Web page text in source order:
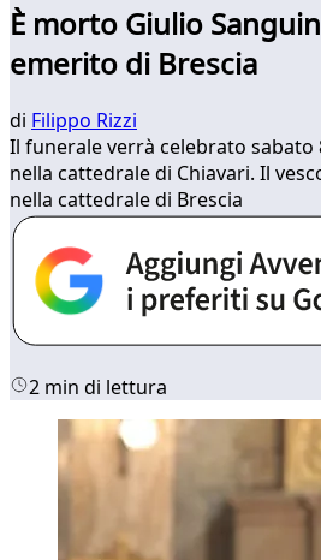
È morto Giulio
emerito di Brescia
di Filippo Rizzi
Il funerale verrà celebrato sabato
nella cattedrale di Chiavari. Il
nella cattedrale di Brescia
2 min di lettura